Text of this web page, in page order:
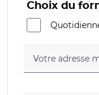
Choix du
Votre adresse